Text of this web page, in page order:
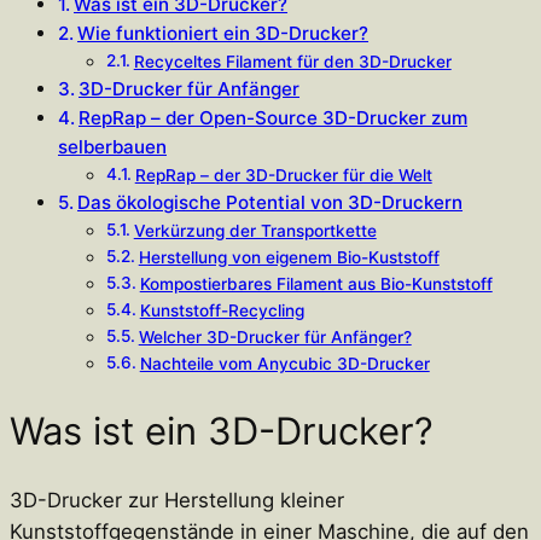
Was ist ein 3D-Drucker?
Wie funktioniert ein 3D-Drucker?
Recyceltes Filament für den 3D-Drucker
3D-Drucker für Anfänger
RepRap – der Open-Source 3D-Drucker zum
selberbauen
RepRap – der 3D-Drucker für die Welt
Das ökologische Potential von 3D-Druckern
Verkürzung der Transportkette
Herstellung von eigenem Bio-Kuststoff
Kompostierbares Filament aus Bio-Kunststoff
Kunststoff-Recycling
Welcher 3D-Drucker für Anfänger?
Nachteile vom Anycubic 3D-Drucker
Was ist ein 3D-Drucker?
3D-Drucker zur Herstellung kleiner
Kunststoffgegenstände in einer Maschine, die auf den